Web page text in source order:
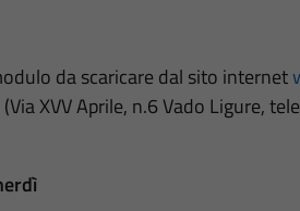
da scaricare dal sito internet
XVV Aprile, n.6 Vado Ligure,